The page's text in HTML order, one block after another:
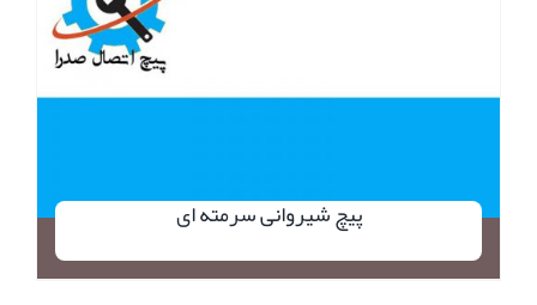
پیچ شیروانی سرمته ای